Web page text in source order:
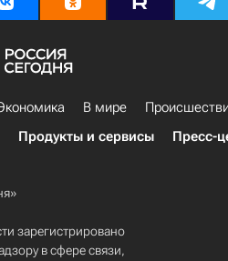
В мире
Продукты и сервисы Пресс-
зарегистрировано
в сфере связи,